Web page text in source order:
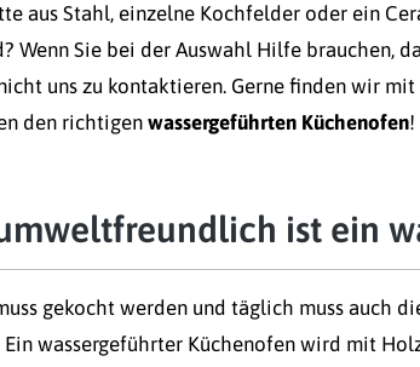
aus Stahl, einzelne Kochfelder oder ein
Wenn Sie bei der Auswahl Hilfe brauchen,
uns zu kontaktieren. Gerne finden wir mit
den richtigenwassergeführten Küchenofen!
ist ein
gekocht werden und täglich muss auch
Ein wassergeführter Küchenofen wird mit